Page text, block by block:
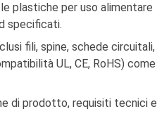
plastiche per uso alimentare
specificati.
fili, spine, schede
UL, CE, RoHS)
di prodotto, requisiti tecnici